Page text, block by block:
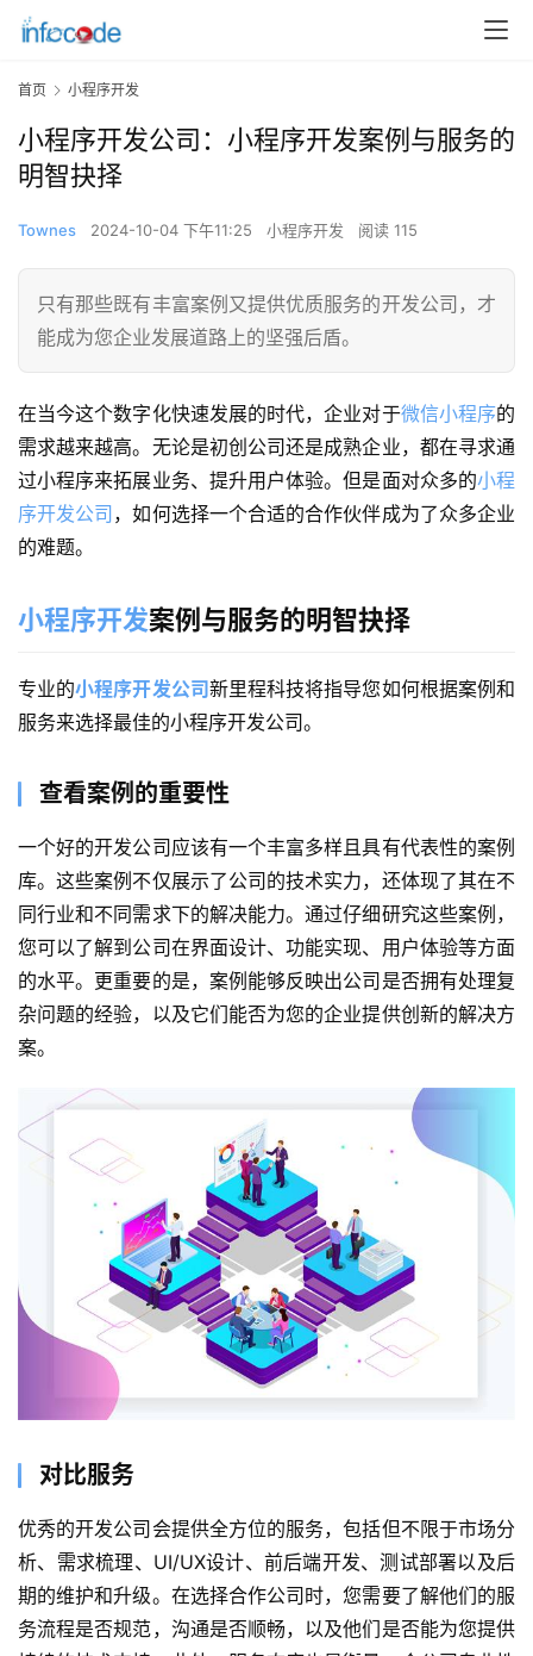
首页 小程序开发
小程序开发公司：小程序开发案例与服务的
明智抉择
Townes 2024-10-04 下午11:25 小程序开发 阅读 115
只有那些既有丰富案例又提供优质服务的开发公司，才
能成为您企业发展道路上的坚强后盾。
在当今这个数字化快速发展的时代，企业对于微信小程序的
需求越来越高。无论是初创公司还是成熟企业，都在寻求通
过小程序来拓展业务、提升用户体验。但是面对众多的小程
序开发公司 ，如何选择一个合适的合作伙伴成为了众多企业
的难题。
小程序开发案例与服务的明智抉择
专业的小程序开发公司新里程科技将指导您如何根据案例和
服务来选择最佳的小程序开发公司。
查看案例的重要性
一个好的开发公司应该有一个丰富多样且具有代表性的案例
库。这些案例不仅展示了公司的技术实力，还体现了其在不
同行业和不同需求下的解决能力。通过仔细研究这些案例，
您可以了解到公司在界面设计、功能实现、用户体验等方面
的水平。更重要的是，案例能够反映出公司是否拥有处理复
杂问题的经验，以及它们能否为您的企业提供创新的解决方
案。
对比服务
优秀的开发公司会提供全方位的服务，包括但不限于市场分
析、需求梳理、UI/UX设计、前后端开发、测试部署以及后
期的维护和升级。在选择合作公司时，您需要了解他们的服
务流程是否规范，沟通是否顺畅，以及他们是否能为您提供